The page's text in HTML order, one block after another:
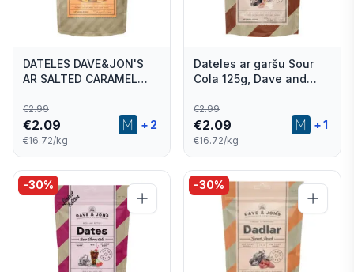
DATELES DAVE&JON'S
AR SALTED CARAMEL
€2.99
€2.09
€16.72/kg
+ 2
Dateles ar garšu Sour
Cola 125g, Dave and
€2.99
€2.09
€16.72/kg
+1
-30% -30%